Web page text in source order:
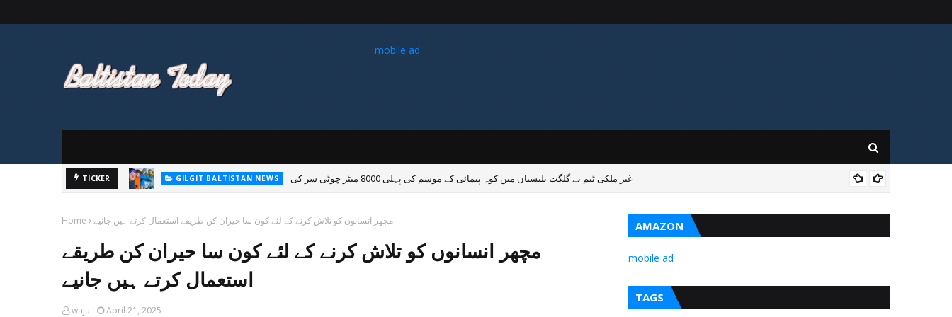
mobile ad
TICKER GILGIT BALTISTAN NEWS غیر ملکی ٹیم نے گلگت بلتستان میں کوہ پیمائی کے موسم کی پہلی 8000 میٹر چوٹی سر کی
Home مچھر انسانوں کو تلاش کرنے کے لئے کون سا حیران کن طریقے استعمال کرتے ہیں جانیے
مچھر انسانوں کو تلاش کرنے کے لئے کون سا حیران کن طریقے
استعمال کرتے ہیں جانیے
waju April 21, 2025
AMAZON
mobile ad
TAGS